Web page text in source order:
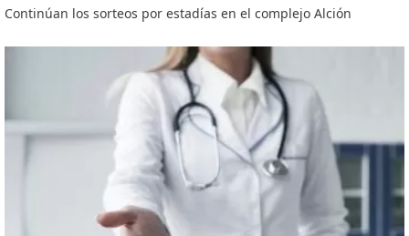
Continúan los sorteos por estadías en el complejo Alción